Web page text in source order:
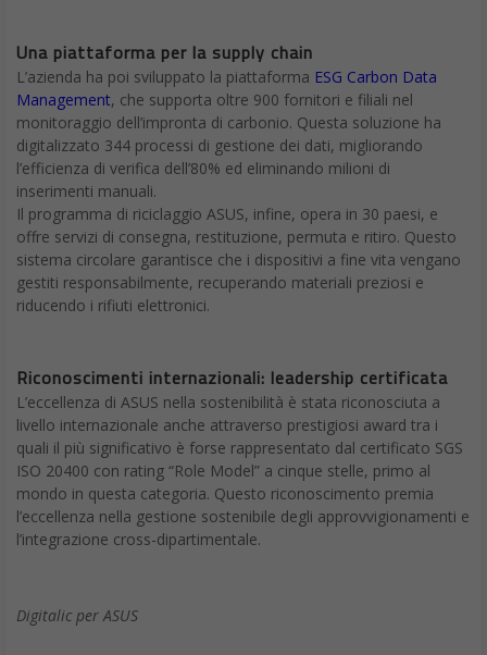
Una piattaforma per la supply chain
L’azienda ha poi sviluppato la piattaforma ESG Carbon Data
Management, che supporta oltre 900 fornitori e filiali nel
monitoraggio dell’impronta di carbonio. Questa soluzione ha
digitalizzato 344 processi di gestione dei dati, migliorando
l’efficienza di verifica dell’80% ed eliminando milioni di
inserimenti manuali.
Il programma di riciclaggio ASUS, infine, opera in 30 paesi, e
offre servizi di consegna, restituzione, permuta e ritiro. Questo
sistema circolare garantisce che i dispositivi a fine vita vengano
gestiti responsabilmente, recuperando materiali preziosi e
riducendo i rifiuti elettronici.
Riconoscimenti internazionali: leadership certificata
L’eccellenza di ASUS nella sostenibilità è stata riconosciuta a
livello internazionale anche attraverso prestigiosi award tra i
quali il più significativo è forse rappresentato dal certificato SGS
ISO 20400 con rating “Role Model” a cinque stelle, primo al
mondo in questa categoria. Questo riconoscimento premia
l’eccellenza nella gestione sostenibile degli approvvigionamenti e
l’integrazione cross-dipartimentale.
Digitalic per ASUS